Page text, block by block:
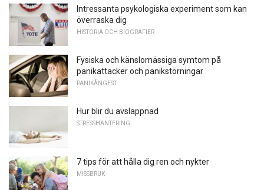
Intressanta psykologiska experiment som kan
överraska dig
HISTORIA OCH BIOGRAFIER
Fysiska och känslomässiga symtom på
panikattacker och panikstörningar
PANIKÅNGEST
Hur blir du avslappnad
STRESSHANTERING
7 tips för att hålla dig ren och nykter
MISSBRUK